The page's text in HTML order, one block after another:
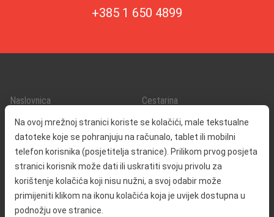
Na ovoj mrežnoj stranici koriste se kolačići, male tekstualne
datoteke koje se pohranjuju na računalo, tablet ili mobilni
telefon korisnika (posjetitelja stranice). Prilikom prvog posjeta
stranici korisnik može dati ili uskratiti svoju privolu za
korištenje kolačića koji nisu nužni, a svoj odabir može
primijeniti klikom na ikonu kolačića koja je uvijek dostupna u
podnožju ove stranice.
+385 1 650 4899
Naslovnica
O nama
Kontakt
Cestarina
Promet i sigurnost
Servisne informacije
Reklamacija
Javna nabava
Odnosi s javnošću
Izjava o pristupačnosti